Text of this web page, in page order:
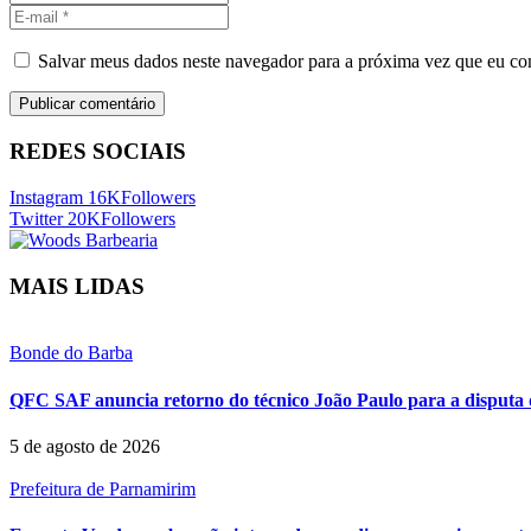
Salvar meus dados neste navegador para a próxima vez que eu
REDES SOCIAIS
Instagram 16KFollowers
Twitter 20KFollowers
MAIS LIDAS
Bonde do Barba
QFC SAF anuncia retorno do técnico João Paulo para a
5 de agosto de 2026
Prefeitura de Parnamirim